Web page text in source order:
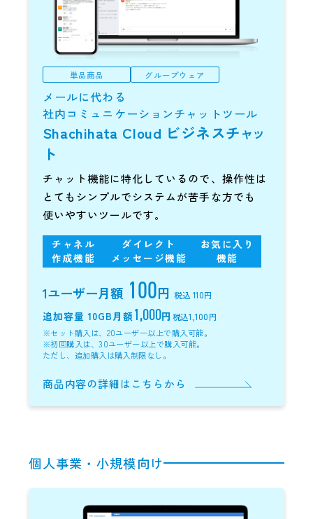
単品商品 グループウェア
メールに代わる
社内コミュニケーションチャットツール
Shachihata Cloud ビジネスチャッ
ト
チャット機能に特化しているので、操作性は
とてもシンプルでシステムが苦手な方でも
使いやすいツールです。
チャネル
作成機能
ダイレクト
メッセージ機能
お気に入り
機能
1ユーザー月額 100円税込 110円
追加容量 10GB 月額 1,000円 税込1,100円
※セット購入は、20ユーザー以上で購入可能。
※初回購入は、30ユーザー以上で購入可能。
ただし、追加購入は購入制限なし。
商品内容の詳細はこちらから
個人事業・小規模向け